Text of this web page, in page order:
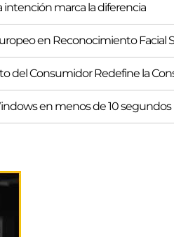
intención marca la diferencia
en Reconocimiento Facial
del Consumidor Redefine la
en menos de 10 segundos